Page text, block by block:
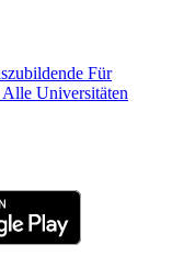
Für
Alle Universitäten